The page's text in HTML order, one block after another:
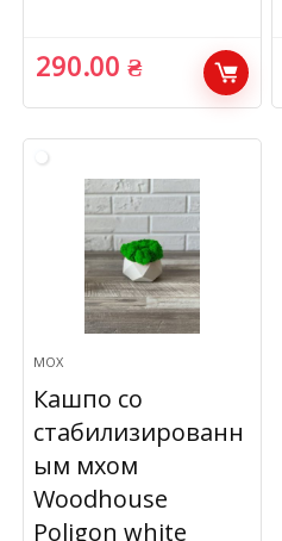
290.00₴
МОХ
Кашпо со
стабилизированн
ым мхом
Woodhouse
Poligon white